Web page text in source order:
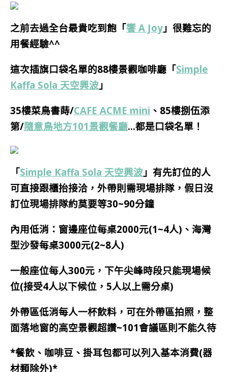
之前去過全台最貴吃到飽 「饗 A Joy 」很難忘的
用餐經驗^^
這次插旗口袋名單的88樓景觀咖啡廳 「Simple
Kaffa Sola 天空興波 」
35樓菜鳥書蒔/CAFE ACME mini 、85樓捌伍添
第/隨意鳥地方101景觀餐廳…都是口袋名單！
「Simple Kaffa Sola 天空興波 」有先訂位的人
可直接跟櫃抬接洽，外帶則需現場排隊，假日沒
訂位現場排隊約莫要等30~90分鐘
內用低消：窗邊座位每桌2000元(1~4人)、海灣
型沙發每桌3000元(2~8人)
一般座位每人300元，下午尖峰時段只能現場候
位(接受4人以下候位，5人以上需分桌)
外帶區低消每人一杯飲料， 可在外帶區拍照，整
面落地窗的高空景觀超讚~101會議區則不能久待
*餐飲、咖啡豆、掛耳包都可以列入基本消費(器
材類除外)*